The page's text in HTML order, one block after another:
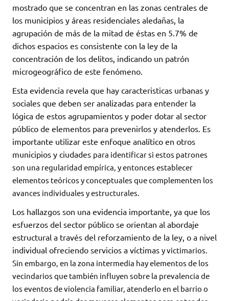
mostrado que se concentran en las zonas centrales de
los municipios y áreas residenciales aledañas, la
agrupación de más de la mitad de éstas en 5.7% de
dichos espacios es consistente con la ley de la
concentración de los delitos, indicando un patrón
microgeográfico de este fenómeno.
Esta evidencia revela que hay caracteristicas urbanas y
sociales que deben ser analizadas para entender la
lógica de estos agrupamientos y poder dotar al sector
público de elementos para prevenirlos y atenderlos. Es
importante utilizar este enfoque analítico en otros
municipios y ciudades para identificar si estos patrones
son una regularidad empírica, y entonces establecer
elementos teóricos y conceptuales que complementen los
avances individuales y estructurales.
Los hallazgos son una evidencia importante, ya que los
esfuerzos del sector público se orientan al abordaje
estructural a través del reforzamiento de la ley, o a nivel
individual ofreciendo servicios a víctimas y victimarios.
Sin embargo, en la zona intermedia hay elementos de los
vecindarios que también influyen sobre la prevalencia de
los eventos de violencia familiar, atenderlo en el barrio o